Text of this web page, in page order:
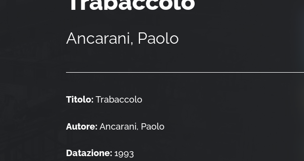
Ancarani, Paolo
Titolo:Trabaccolo
Autore:Ancarani, Paolo
Datazione:1993